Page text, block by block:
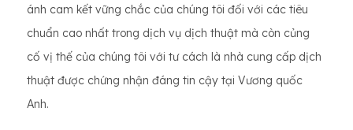
ánh cam kết vững chắc của chúng tôi đối với các tiêu
chuẩn cao nhất trong dịch vụ dịch thuật mà còn củng
cố vị thế của chúng tôi với tư cách là nhà cung cấp dịch
thuật được chứng nhận đáng tin cậy tại Vương quốc
Anh.